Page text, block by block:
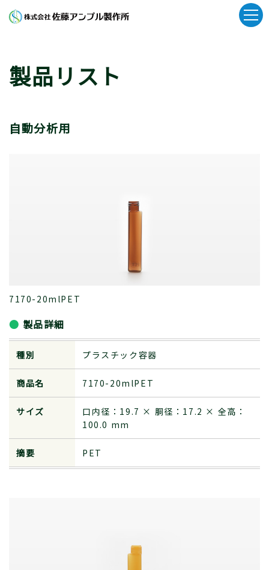
製品リスト
自動分析用
7170-20mlPET
製品詳細
種別 プラスチック容器
商品名 7170-20mlPET
サイズ
口内径：19.7 × 胴径：17.2 × 全高：
100.0 mm
摘要 PET